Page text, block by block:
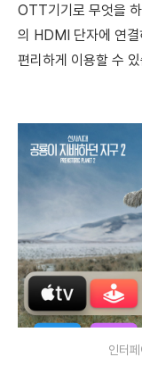
OTT기기로 무엇을
의 HDMI 단자에 연
편리하게 이용할 수
인터